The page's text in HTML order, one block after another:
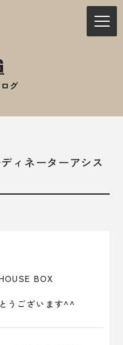
グ
ィネーターアシス
BOX
うございます^^